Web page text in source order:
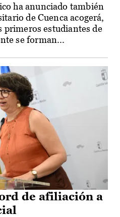
ha anunciado también
de Cuenca acogerá,
primeros estudiantes de
se forman...
de afiliación a